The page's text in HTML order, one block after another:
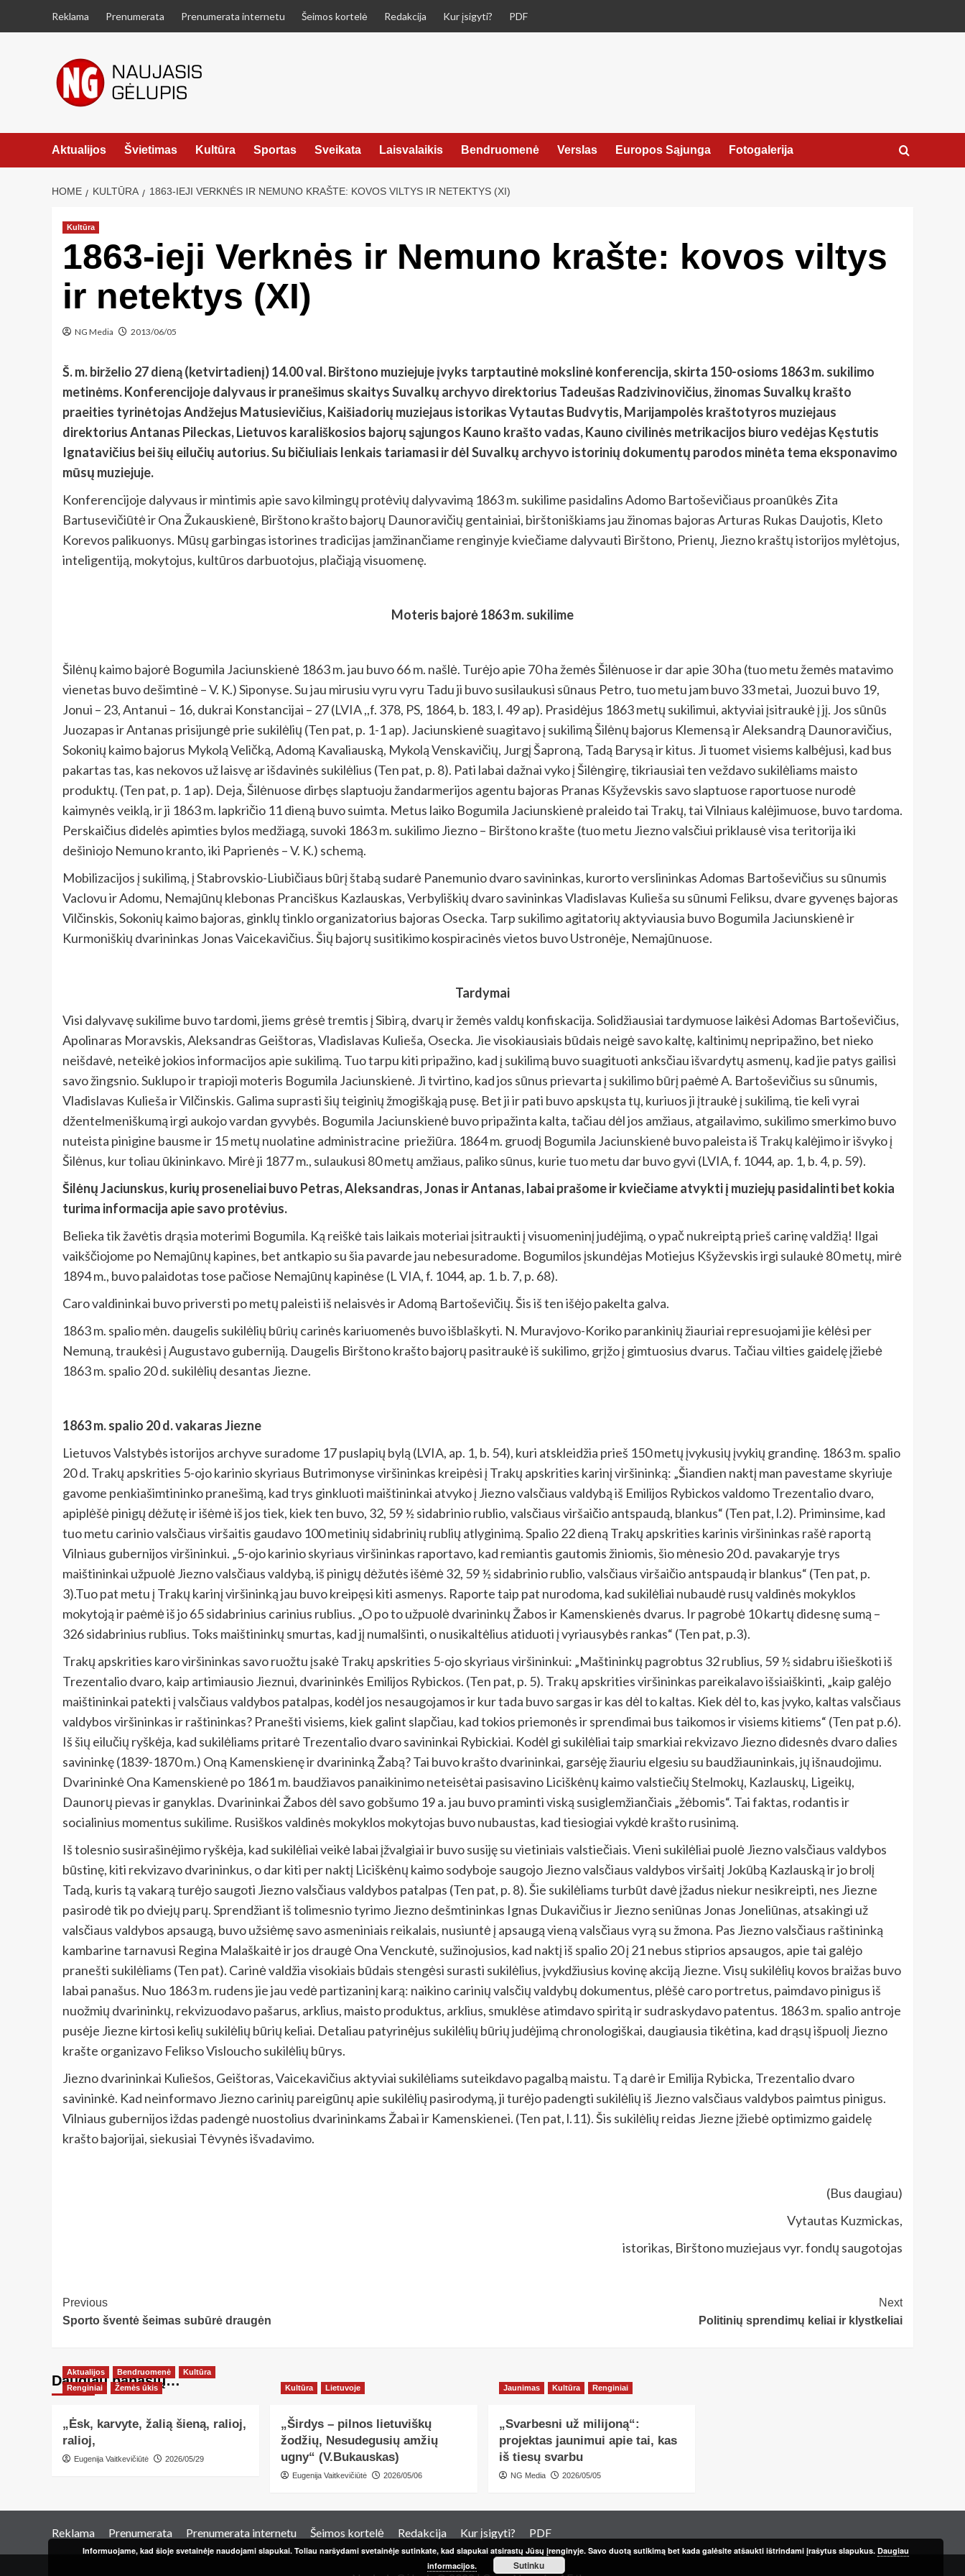
Reklama Prenumerata Prenumerata internetu Šeimos kortelė Redakcija Kur įsigyti? PDF
Aktualijos Švietimas Kultūra Sportas Sveikata Laisvalaikis Bendruomenė Verslas Europos Sąjunga Fotogalerija
HOME KULTŪRA 1863-IEJI VERKNĖS IR NEMUNO KRAŠTE: KOVOS VILTYS IR NETEKTYS (XI)
Kultūra
1863-ieji Verknės ir Nemuno krašte: kovos viltys
ir netektys (XI)
NG Media 2013/06/05
Š. m. birželio 27 dieną (ketvirtadienį) 14.00 val. Birštono muziejuje įvyks tarptautinė mokslinė konferencija, skirta 150-osioms 1863 m. sukilimo
metinėms. Konferencijoje dalyvaus ir pranešimus skaitys Suvalkų archyvo direktorius Tadeušas Radzivinovičius, žinomas Suvalkų krašto
praeities tyrinėtojas Andžejus Matusievičius, Kaišiadorių muziejaus istorikas Vytautas Budvytis, Marijampolės kraštotyros muziejaus
direktorius Antanas Pileckas, Lietuvos karališkosios bajorų sąjungos Kauno krašto vadas, Kauno civilinės metrikacijos biuro vedėjas Kęstutis
Ignatavičius bei šių eilučių autorius. Su bičiuliais lenkais tariamasi ir dėl Suvalkų archyvo istorinių dokumentų parodos minėta tema eksponavimo
mūsų muziejuje.
Konferencijoje dalyvaus ir mintimis apie savo kilmingų protėvių dalyvavimą 1863 m. sukilime pasidalins Adomo Bartoševičiaus proanūkės Zita
Bartusevičiūtė ir Ona Žukauskienė, Birštono krašto bajorų Daunoravičių gentainiai, birštoniškiams jau žinomas bajoras Arturas Rukas Daujotis, Kleto
Korevos palikuonys. Mūsų garbingas istorines tradicijas įamžinančiame renginyje kviečiame dalyvauti Birštono, Prienų, Jiezno kraštų istorijos mylėtojus,
inteligentiją, mokytojus, kultūros darbuotojus, plačiąją visuomenę.
Moteris bajorė 1863 m. sukilime
Šilėnų kaimo bajorė Bogumila Jaciunskienė 1863 m. jau buvo 66 m. našlė. Turėjo apie 70 ha žemės Šilėnuose ir dar apie 30 ha (tuo metu žemės matavimo
vienetas buvo dešimtinė – V. K.) Siponyse. Su jau mirusiu vyru vyru Tadu ji buvo susilaukusi sūnaus Petro, tuo metu jam buvo 33 metai, Juozui buvo 19,
Jonui – 23, Antanui – 16, dukrai Konstancijai – 27 (LVIA ,,f. 378, PS, 1864, b. 183, l. 49 ap). Prasidėjus 1863 metų sukilimui, aktyviai įsitraukė į jį. Jos sūnūs
Juozapas ir Antanas prisijungė prie sukilėlių (Ten pat, p. 1-1 ap). Jaciunskienė suagitavo į sukilimą Šilėnų bajorus Klemensą ir Aleksandrą Daunoravičius,
Sokonių kaimo bajorus Mykolą Veličką, Adomą Kavaliauską, Mykolą Venskavičių, Jurgį Šaproną, Tadą Barysą ir kitus. Ji tuomet visiems kalbėjusi, kad bus
pakartas tas, kas nekovos už laisvę ar išdavinės sukilėlius (Ten pat, p. 8). Pati labai dažnai vyko į Šilėngirę, tikriausiai ten veždavo sukilėliams maisto
produktų. (Ten pat, p. 1 ap). Deja, Šilėnuose dirbęs slaptuoju žandarmerijos agentu bajoras Pranas Kšyževskis savo slaptuose raportuose nurodė
kaimynės veiklą, ir ji 1863 m. lapkričio 11 dieną buvo suimta. Metus laiko Bogumila Jaciunskienė praleido tai Trakų, tai Vilniaus kalėjimuose, buvo tardoma.
Perskaičius didelės apimties bylos medžiagą, suvoki 1863 m. sukilimo Jiezno – Birštono krašte (tuo metu Jiezno valsčiui priklausė visa teritorija iki
dešiniojo Nemuno kranto, iki Paprienės – V. K.) schemą.
Mobilizacijos į sukilimą, į Stabrovskio-Liubičiaus būrį štabą sudarė Panemunio dvaro savininkas, kurorto verslininkas Adomas Bartoševičius su sūnumis
Vaclovu ir Adomu, Nemajūnų klebonas Pranciškus Kazlauskas, Verbyliškių dvaro savininkas Vladislavas Kulieša su sūnumi Feliksu, dvare gyvenęs bajoras
Vilčinskis, Sokonių kaimo bajoras, ginklų tinklo organizatorius bajoras Osecka. Tarp sukilimo agitatorių aktyviausia buvo Bogumila Jaciunskienė ir
Kurmoniškių dvarininkas Jonas Vaicekavičius. Šių bajorų susitikimo kospiracinės vietos buvo Ustronėje, Nemajūnuose.
Tardymai
Visi dalyvavę sukilime buvo tardomi, jiems grėsė tremtis į Sibirą, dvarų ir žemės valdų konfiskacija. Solidžiausiai tardymuose laikėsi Adomas Bartoševičius,
Apolinaras Moravskis, Aleksandras Geištoras, Vladislavas Kulieša, Osecka. Jie visokiausiais būdais neigė savo kaltę, kaltinimų nepripažino, bet nieko
neišdavė, neteikė jokios informacijos apie sukilimą. Tuo tarpu kiti pripažino, kad į sukilimą buvo suagituoti anksčiau išvardytų asmenų, kad jie patys gailisi
savo žingsnio. Suklupo ir trapioji moteris Bogumila Jaciunskienė. Ji tvirtino, kad jos sūnus prievarta į sukilimo būrį paėmė A. Bartoševičius su sūnumis,
Vladislavas Kulieša ir Vilčinskis. Galima suprasti šių teiginių žmogiškąją pusę. Bet ji ir pati buvo apskųsta tų, kuriuos ji įtraukė į sukilimą, tie keli vyrai
džentelmeniškumą irgi aukojo vardan gyvybės. Bogumila Jaciunskienė buvo pripažinta kalta, tačiau dėl jos amžiaus, atgailavimo, sukilimo smerkimo buvo
nuteista pinigine bausme ir 15 metų nuolatine administracine priežiūra. 1864 m. gruodį Bogumila Jaciunskienė buvo paleista iš Trakų kalėjimo ir išvyko į
Šilėnus, kur toliau ūkininkavo. Mirė ji 1877 m., sulaukusi 80 metų amžiaus, paliko sūnus, kurie tuo metu dar buvo gyvi (LVIA, f. 1044, ap. 1, b. 4, p. 59).
Šilėnų Jaciunskus, kurių proseneliai buvo Petras, Aleksandras, Jonas ir Antanas, labai prašome ir kviečiame atvykti į muziejų pasidalinti bet kokia
turima informacija apie savo protėvius.
Belieka tik žavėtis drąsia moterimi Bogumila. Ką reiškė tais laikais moteriai įsitraukti į visuomeninį judėjimą, o ypač nukreiptą prieš carinę valdžią! Ilgai
vaikščiojome po Nemajūnų kapines, bet antkapio su šia pavarde jau nebesuradome. Bogumilos įskundėjas Motiejus Kšyževskis irgi sulaukė 80 metų, mirė
1894 m., buvo palaidotas tose pačiose Nemajūnų kapinėse (L VIA, f. 1044, ap. 1. b. 7, p. 68).
Caro valdininkai buvo priversti po metų paleisti iš nelaisvės ir Adomą Bartoševičių. Šis iš ten išėjo pakelta galva.
1863 m. spalio mėn. daugelis sukilėlių būrių carinės kariuomenės buvo išblaškyti. N. Muravjovo-Koriko parankinių žiauriai represuojami jie kėlėsi per
Nemuną, traukėsi į Augustavo guberniją. Daugelis Birštono krašto bajorų pasitraukė iš sukilimo, grįžo į gimtuosius dvarus. Tačiau vilties gaidelę įžiebė
1863 m. spalio 20 d. sukilėlių desantas Jiezne.
1863 m. spalio 20 d. vakaras Jiezne
Lietuvos Valstybės istorijos archyve suradome 17 puslapių bylą (LVIA, ap. 1, b. 54), kuri atskleidžia prieš 150 metų įvykusių įvykių grandinę. 1863 m. spalio
20 d. Trakų apskrities 5-ojo karinio skyriaus Butrimonyse viršininkas kreipėsi į Trakų apskrities karinį viršininką: „Šiandien naktį man pavestame skyriuje
gavome penkiašimtininko pranešimą, kad trys ginkluoti maištininkai atvyko į Jiezno valsčiaus valdybą iš Emilijos Rybickos valdomo Trezentalio dvaro,
apiplėšė pinigų dėžutę ir išėmė iš jos tiek, kiek ten buvo, 32, 59 ½ sidabrinio rublio, valsčiaus viršaičio antspaudą, blankus“ (Ten pat, l.2). Priminsime, kad
tuo metu carinio valsčiaus viršaitis gaudavo 100 metinių sidabrinių rublių atlyginimą. Spalio 22 dieną Trakų apskrities karinis viršininkas rašė raportą
Vilniaus gubernijos viršininkui. „5-ojo karinio skyriaus viršininkas raportavo, kad remiantis gautomis žiniomis, šio mėnesio 20 d. pavakaryje trys
maištininkai užpuolė Jiezno valsčiaus valdybą, iš pinigų dėžutės išėmė 32, 59 ½ sidabrinio rublio, valsčiaus viršaičio antspaudą ir blankus“ (Ten pat, p.
3).Tuo pat metu į Trakų karinį viršininką jau buvo kreipęsi kiti asmenys. Raporte taip pat nurodoma, kad sukilėliai nubaudė rusų valdinės mokyklos
mokytoją ir paėmė iš jo 65 sidabrinius carinius rublius. „O po to užpuolė dvarininkų Žabos ir Kamenskienės dvarus. Ir pagrobė 10 kartų didesnę sumą –
326 sidabrinius rublius. Toks maištininkų smurtas, kad jį numalšinti, o nusikaltėlius atiduoti į vyriausybės rankas“ (Ten pat, p.3).
Trakų apskrities karo viršininkas savo ruožtu įsakė Trakų apskrities 5-ojo skyriaus viršininkui: „Maštininkų pagrobtus 32 rublius, 59 ½ sidabru išieškoti iš
Trezentalio dvaro, kaip artimiausio Jieznui, dvarininkės Emilijos Rybickos. (Ten pat, p. 5). Trakų apskrities viršininkas pareikalavo išsiaiškinti, „kaip galėjo
maištininkai patekti į valsčiaus valdybos patalpas, kodėl jos nesaugojamos ir kur tada buvo sargas ir kas dėl to kaltas. Kiek dėl to, kas įvyko, kaltas valsčiaus
valdybos viršininkas ir raštininkas? Pranešti visiems, kiek galint slapčiau, kad tokios priemonės ir sprendimai bus taikomos ir visiems kitiems“ (Ten pat p.6).
Iš šių eilučių ryškėja, kad sukilėliams pritarė Trezentalio dvaro savininkai Rybickiai. Kodėl gi sukilėliai taip smarkiai rekvizavo Jiezno didesnės dvaro dalies
savininkę (1839-1870 m.) Oną Kamenskienę ir dvarininką Žabą? Tai buvo krašto dvarininkai, garsėję žiauriu elgesiu su baudžiauninkais, jų išnaudojimu.
Dvarininkė Ona Kamenskienė po 1861 m. baudžiavos panaikinimo neteisėtai pasisavino Liciškėnų kaimo valstiečių Stelmokų, Kazlauskų, Ligeikų,
Daunorų pievas ir ganyklas. Dvarininkai Žabos dėl savo gobšumo 19 a. jau buvo praminti viską susiglemžiančiais „žėbomis“. Tai faktas, rodantis ir
socialinius momentus sukilime. Rusiškos valdinės mokyklos mokytojas buvo nubaustas, kad tiesiogiai vykdė krašto rusinimą.
Iš tolesnio susirašinėjimo ryškėja, kad sukilėliai veikė labai įžvalgiai ir buvo susiję su vietiniais valstiečiais. Vieni sukilėliai puolė Jiezno valsčiaus valdybos
būstinę, kiti rekvizavo dvarininkus, o dar kiti per naktį Liciškėnų kaimo sodyboje saugojo Jiezno valsčiaus valdybos viršaitį Jokūbą Kazlauską ir jo brolį
Tadą, kuris tą vakarą turėjo saugoti Jiezno valsčiaus valdybos patalpas (Ten pat, p. 8). Šie sukilėliams turbūt davė įžadus niekur nesikreipti, nes Jiezne
pasirodė tik po dviejų parų. Sprendžiant iš tolimesnio tyrimo Jiezno dešmtininkas Ignas Dukavičius ir Jiezno seniūnas Jonas Joneliūnas, atsakingi už
valsčiaus valdybos apsaugą, buvo užsiėmę savo asmeniniais reikalais, nusiuntė į apsaugą vieną valsčiaus vyrą su žmona. Pas Jiezno valsčiaus raštininką
kambarine tarnavusi Regina Malaškaitė ir jos draugė Ona Venckutė, sužinojusios, kad naktį iš spalio 20 į 21 nebus stiprios apsaugos, apie tai galėjo
pranešti sukilėliams (Ten pat). Carinė valdžia visokiais būdais stengėsi surasti sukilėlius, įvykdžiusius kovinę akciją Jiezne. Visų sukilėlių kovos braižas buvo
labai panašus. Nuo 1863 m. rudens jie jau vedė partizaninį karą: naikino carinių valsčių valdybų dokumentus, plėšė caro portretus, paimdavo pinigus iš
nuožmių dvarininkų, rekvizuodavo pašarus, arklius, maisto produktus, arklius, smuklėse atimdavo spiritą ir sudraskydavo patentus. 1863 m. spalio antroje
pusėje Jiezne kirtosi kelių sukilėlių būrių keliai. Detaliau patyrinėjus sukilėlių būrių judėjimą chronologiškai, daugiausia tikėtina, kad drąsų išpuolį Jiezno
krašte organizavo Felikso Visloucho sukilėlių būrys.
Jiezno dvarininkai Kuliešos, Geištoras, Vaicekavičius aktyviai sukilėliams suteikdavo pagalbą maistu. Tą darė ir Emilija Rybicka, Trezentalio dvaro
savininkė. Kad neinformavo Jiezno carinių pareigūnų apie sukilėlių pasirodymą, ji turėjo padengti sukilėlių iš Jiezno valsčiaus valdybos paimtus pinigus.
Vilniaus gubernijos iždas padengė nuostolius dvarininkams Žabai ir Kamenskienei. (Ten pat, l.11). Šis sukilėlių reidas Jiezne įžiebė optimizmo gaidelę
krašto bajorijai, siekusiai Tėvynės išvadavimo.
(Bus daugiau)
Vytautas Kuzmickas,
istorikas, Birštono muziejaus vyr. fondų saugotojas
Post
Navigation
Previous
Sporto šventė šeimas subūrė draugėn
Next
Politinių sprendimų keliai ir klystkeliai
Daugiau panašių…
Aktualijos Bendruomenė
Kultūra
Renginiai
Žemės ūkis
„Ėsk, karvyte, žalią šieną, ralioj,
ralioj,
Eugenija Vaitkevičiūtė 2026/05/29
Kultūra Lietuvoje
„Širdys – pilnos lietuviškų
žodžių, Nesudegusių amžių
ugny“ (V.Bukauskas)
Eugenija Vaitkevičiūtė 2026/05/06
Jaunimas Kultūra Renginiai
„Svarbesni už milijoną“:
projektas jaunimui apie tai, kas
iš tiesų svarbu
NG Media 2026/05/05
Reklama Prenumerata Prenumerata internetu Šeimos kortelė Redakcija Kur įsigyti? PDF
Informuojame, kad šioje svetainėje naudojami slapukai. Toliau naršydami svetainėje sutinkate, kad slapukai atsirastų Jūsų įrenginyje. Savo duotą sutikimą bet kada galėsite atšaukti ištrindami įrašytus slapukus.Daugiau
informacijos.
Sutinku